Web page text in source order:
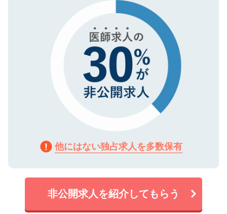
で、機密保持に関してもご安心ください。
他にはない独占求人を多数保有
非公開求人を紹介してもらう